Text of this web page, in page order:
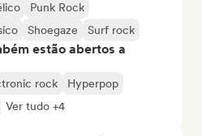
Punk Rock
Shoegaze Surf rock
estão abertos a
rock
Hyperpop
Ver tudo +4